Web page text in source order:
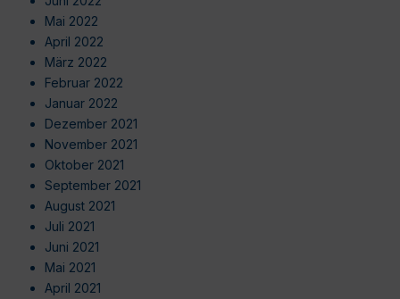
Mai 2022
April 2022
März 2022
Februar 2022
Januar 2022
Dezember 2021
November 2021
Oktober 2021
September 2021
August 2021
Juli 2021
Juni 2021
Mai 2021
April 2021